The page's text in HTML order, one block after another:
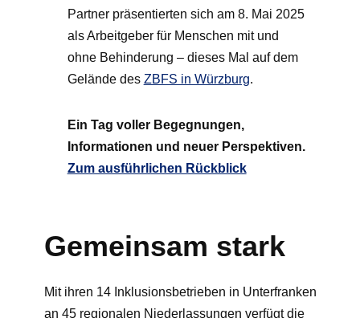
Partner präsentierten sich am 8. Mai 2025
als Arbeitgeber für Menschen mit und
ohne Behinderung – dieses Mal auf dem
Gelände des ZBFS in Würzburg.
Ein Tag voller Begegnungen,
Informationen und neuer Perspektiven.
Zum ausführlichen Rückblick
Gemeinsam stark
Mit ihren 14 Inklusionsbetrieben in Unterfranken
an 45 regionalen Niederlassungen verfügt die